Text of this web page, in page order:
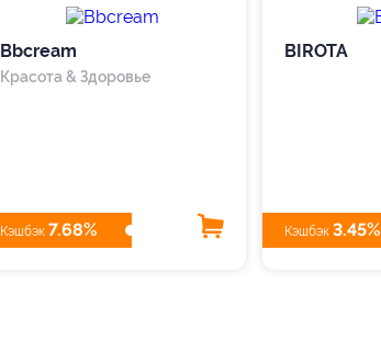
Bbcream
Красота & Здоровье
Кэшбэк 7.68%
BIROTA
Кэшбэк 3.45%